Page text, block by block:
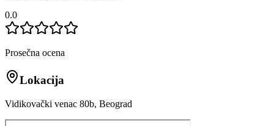
0.0
Prosečna ocena
Lokacija
Vidikovački venac 80b, Beograd